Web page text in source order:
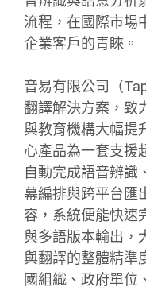
流程，在國際市場
企業客戶的青睞。
音易有限公司（
翻譯解決方案，致
與教育機構大幅提
心產品為一套支援
自動完成語音辨識
幕編排與跨平台匯
容，系統便能快速
與多語版本輸出，
與翻譯的整體精準
國組織、政府單位